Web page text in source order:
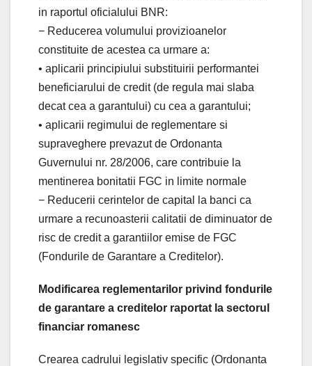
in raportul oficialului BNR:
− Reducerea volumului provizioanelor
constituite de acestea ca urmare a:
• aplicarii principiului substituirii performantei
beneficiarului de credit (de regula mai slaba
decat cea a garantului) cu cea a garantului;
• aplicarii regimului de reglementare si
supraveghere prevazut de Ordonanta
Guvernului nr. 28/2006, care contribuie la
mentinerea bonitatii FGC in limite normale
− Reducerii cerintelor de capital la banci ca
urmare a recunoasterii calitatii de diminuator de
risc de credit a garantiilor emise de FGC
(Fondurile de Garantare a Creditelor).
Modificarea reglementarilor privind fondurile
de garantare a creditelor raportat la sectorul
financiar romanesc
Crearea cadrului legislativ specific (Ordonanta